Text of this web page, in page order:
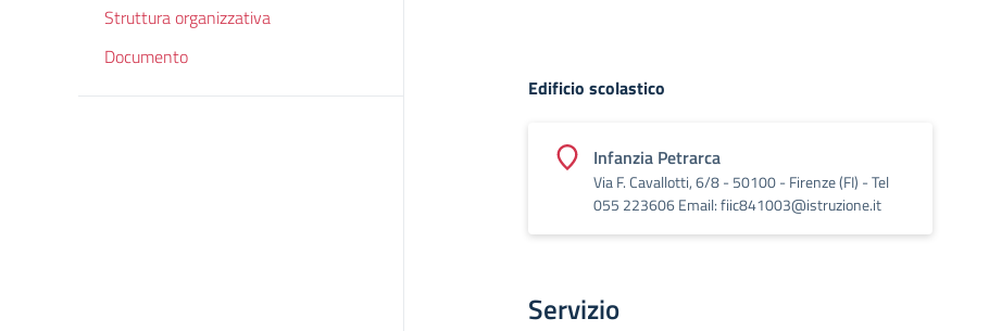
Struttura organizzativa
Documento
Edificio scolastico
Infanzia Petrarca
Via F. Cavallotti, 6/8 - 50100 - Firenze (FI) - Tel
055 223606 Email: fiic841003@istruzione.it
Servizio